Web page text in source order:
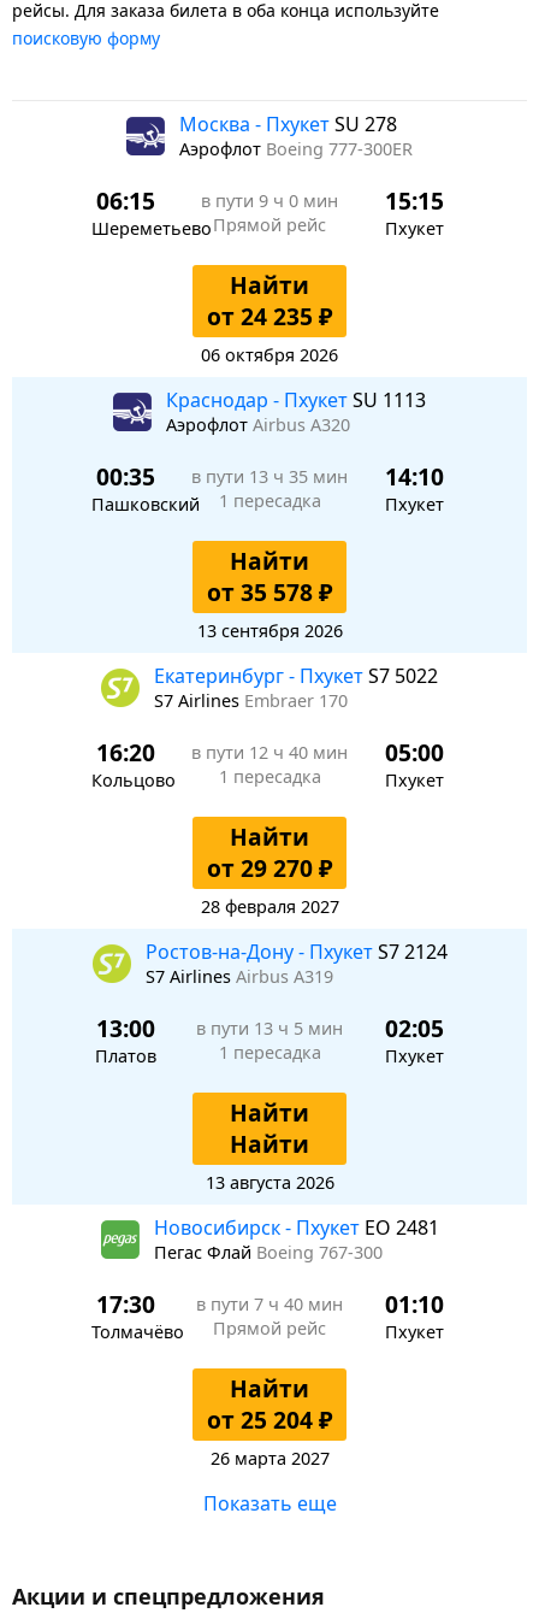
рейсы. Для заказа билета в оба конца используйте
поисковую форму
Москва - ПхукетSU 278
Аэрофлот Boeing 777-300ER
06:15
Шереметьево
в пути 9 ч 0 мин
Прямой рейс
15:15
Пхукет
Найти
от 24 235 ₽
06 октября 2026
Краснодар - ПхукетSU 1113
Аэрофлот Airbus A320
00:35
Пашковский
в пути 13 ч 35 мин
1 пересадка
14:10
Пхукет
Найти
от 35 578 ₽
13 сентября 2026
Екатеринбург - ПхукетS7 5022
S7 Airlines Embraer 170
16:20
Кольцово
в пути 12 ч 40 мин
1 пересадка
05:00
Пхукет
Найти
от 29 270 ₽
28 февраля 2027
Ростов-на-Дону - ПхукетS7 2124
S7 Airlines Airbus A319
13:00
Платов
в пути 13 ч 5 мин
1 пересадка
02:05
Пхукет
Найти
Найти
13 августа 2026
Новосибирск - Пхукет EO 2481
Пегас Флай Boeing 767-300
17:30
Толмачёво
в пути 7 ч 40 мин
Прямой рейс
01:10
Пхукет
Найти
от 25 204 ₽
26 марта 2027
Показать еще
Акции и спецпредложения